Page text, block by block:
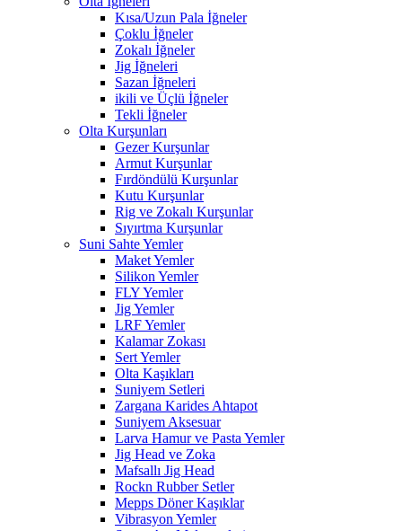
Kısa/Uzun Pala İğneler
Çoklu İğneler
Zokalı İğneler
Jig İğneleri
Sazan İğneleri
ikili ve Üçlü İğneler
Tekli İğneler
Olta Kurşunları
Gezer Kurşunlar
Armut Kurşunlar
Fırdöndülü Kurşunlar
Kutu Kurşunlar
Rig ve Zokalı Kurşunlar
Sıyırtma Kurşunlar
Suni Sahte Yemler
Maket Yemler
Silikon Yemler
FLY Yemler
Jig Yemler
LRF Yemler
Kalamar Zokası
Sert Yemler
Olta Kaşıkları
Suniyem Setleri
Zargana Karides Ahtapot
Suniyem Aksesuar
Larva Hamur ve Pasta Yemler
Jig Head ve Zoka
Mafsallı Jig Head
Rockn Rubber Setler
Mepps Döner Kaşıklar
Vibrasyon Yemler